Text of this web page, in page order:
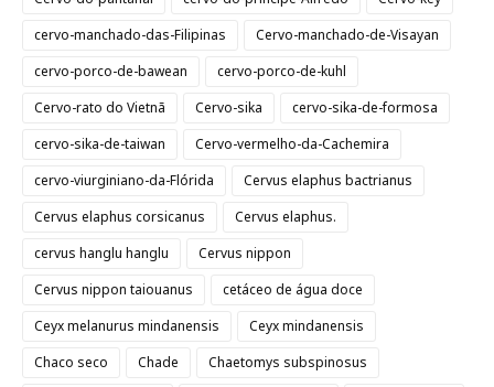
cervo-manchado-das-Filipinas
Cervo-manchado-de-Visayan
cervo-porco-de-bawean
cervo-porco-de-kuhl
Cervo-rato do Vietnã
Cervo-sika
cervo-sika-de-formosa
cervo-sika-de-taiwan
Cervo-vermelho-da-Cachemira
cervo-viurginiano-da-Flórida
Cervus elaphus bactrianus
Cervus elaphus corsicanus
Cervus elaphus.
cervus hanglu hanglu
Cervus nippon
Cervus nippon taiouanus
cetáceo de água doce
Ceyx melanurus mindanensis
Ceyx mindanensis
Chaco seco
Chade
Chaetomys subspinosus